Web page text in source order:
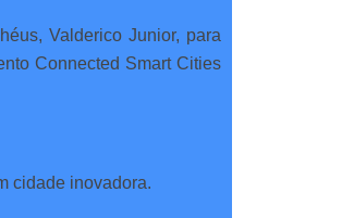
Valderico Junior, para
Connected Smart Cities
cidade inovadora.